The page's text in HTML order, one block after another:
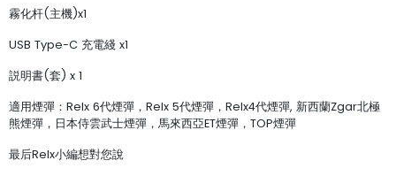
霧化杆(主機)x1
USB Type-C 充電綫 x1
説明書(套) x 1
適用煙彈：Relx 6代煙彈，Relx 5代煙彈，Relx4代煙彈, 新西蘭Zgar北極
熊煙彈，日本侍雲武士煙彈，馬來西亞ET煙彈，TOP煙彈
最后Relx小編想對您說